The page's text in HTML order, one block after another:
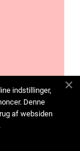
indstillinger,
Denne
af websiden